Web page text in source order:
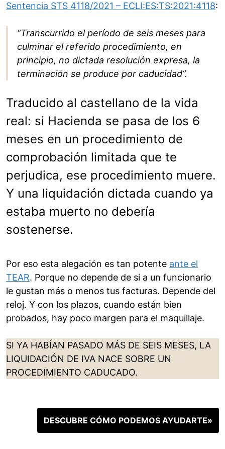
Sentencia STS 4118/2021 – ECLI:ES:TS:2021:4118:
“Transcurrido el período de seis meses para
culminar el referido procedimiento, en
principio, no dictada resolución expresa, la
terminación se produce por caducidad”.
Traducido al castellano de la vida
real: si Hacienda se pasa de los 6
meses en un procedimiento de
comprobación limitada que te
perjudica, ese procedimiento muere.
Y una liquidación dictada cuando ya
estaba muerto no debería
sostenerse.
Por eso esta alegación es tan potente ante el
TEAR. Porque no depende de si a un funcionario
le gustan más o menos tus facturas. Depende del
reloj. Y con los plazos, cuando están bien
probados, hay poco margen para el maquillaje.
SI YA HABÍAN PASADO MÁS DE SEIS MESES, LA
LIQUIDACIÓN DE IVA NACE SOBRE UN
PROCEDIMIENTO CADUCADO.
DESCUBRE CÓMO PODEMOS AYUDARTE»